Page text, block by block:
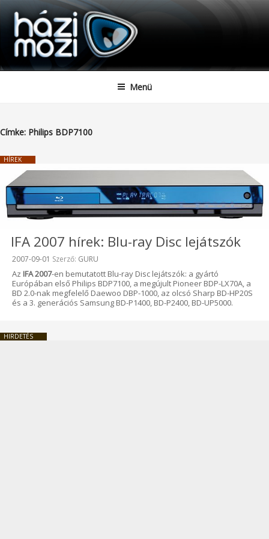
Tartalomhoz
HAZIMOZI
Menü
Címke: Philips BDP7100
HÍREK
IFA 2007 hírek: Blu-ray Disc lejátszók
Beküldve:
2007-09-01 Szerző: GURU
Az IFA 2007-en bemutatott Blu-ray Disc lejátszók: a gyártó
Európában első Philips BDP7100, a megújult Pioneer BDP-LX70A, a
BD 2.0-nak megfelelő Daewoo DBP-1000, az olcsó Sharp BD-HP20S
és a 3. generációs Samsung BD-P1400, BD-P2400, BD-UP5000.
HIRDETÉS